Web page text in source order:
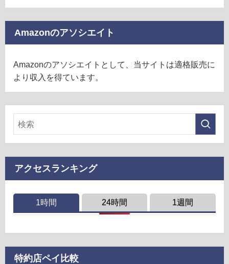
Amazonのアソシエイト
Amazonのアソシエイトとして、当サイトは適格販売に
より収入を得ています。
アクセスランキング
1時間 24時間 1週間
特約店ペイ比較